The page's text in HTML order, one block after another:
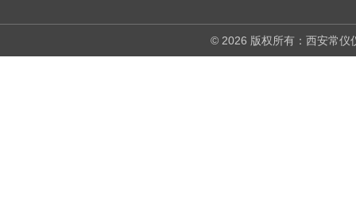
© 2026 版权所有：西安常